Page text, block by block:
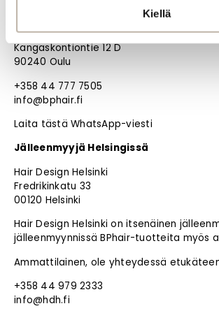
Kiellä
Kangaskontiontie 12 D
90240 Oulu
+358 44 777 7505
info@bphair.fi
Laita tästä WhatsApp-viesti
Jälleenmyyjä Helsingissä
Hair Design Helsinki
Fredrikinkatu 33
00120 Helsinki
Hair Design Helsinki on itsenäinen
jälleenmyynnissä BPhair-tuotteita myös
Ammattilainen, ole yhteydessä
+358 44 979 2333
info@hdh.fi